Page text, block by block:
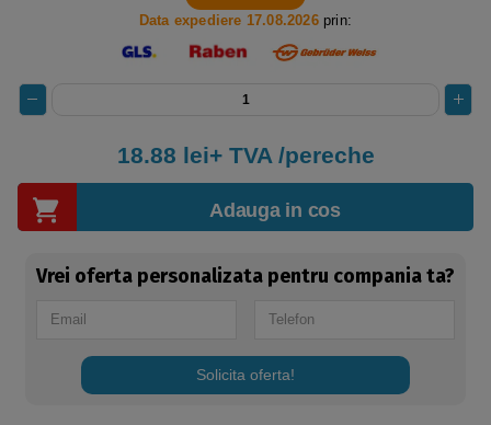
Data expediere 17.08.2026prin:
18.88 lei+ TVA /pereche
Adauga in cos
Vrei oferta personalizata pentru compania ta?
Solicita oferta!